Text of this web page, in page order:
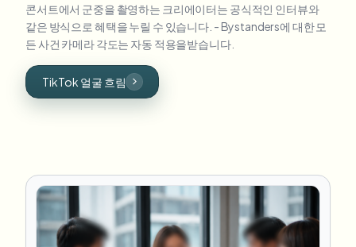
콘서트에서 군중을 촬영하는 크리에이터는 공식적인 인터뷰와
같은 방식으로 혜택을 누릴 수 있습니다. - Bystanders에 대한 모
든 사건 카메라 각도는 자동 적용을받습니다.
TikTok 얼굴 흐림